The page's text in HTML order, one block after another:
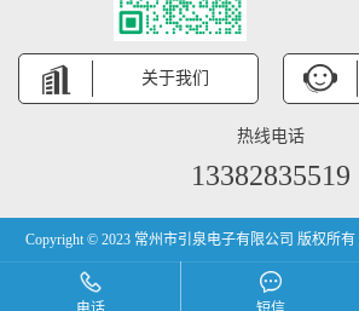
关于我们
热线电话
13382835519
Copyright © 2023 常州市引泉电子有限公司 版权所有